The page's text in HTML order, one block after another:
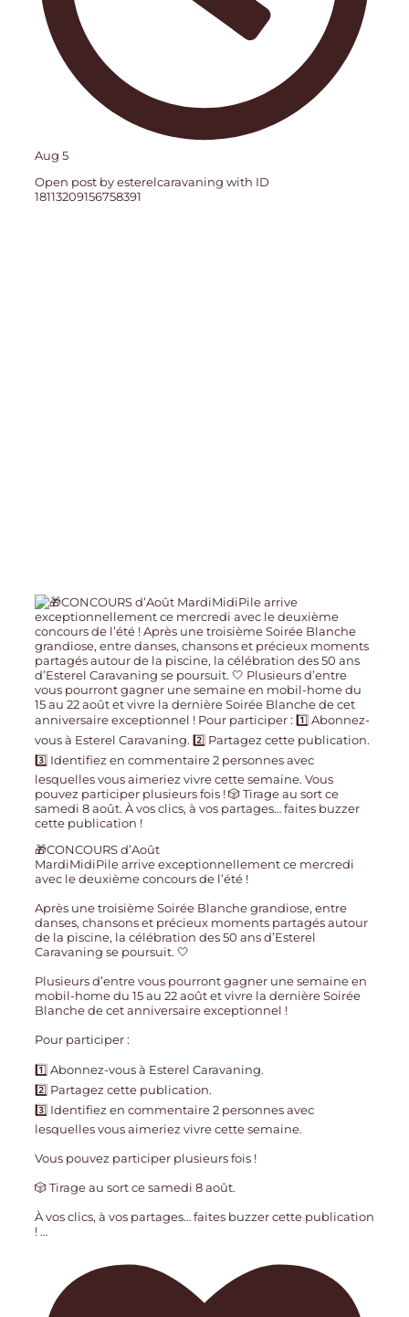
Aug 5
Open post by esterelcaravaning with ID
18113209156758391
🎁CONCOURS d’Août
MardiMidiPile arrive exceptionnellement ce mercredi
avec le deuxième concours de l’été !
Après une troisième Soirée Blanche grandiose, entre
danses, chansons et précieux moments partagés autour
de la piscine, la célébration des 50 ans d’Esterel
Caravaning se poursuit. 🤍
Plusieurs d’entre vous pourront gagner une semaine en
mobil-home du 15 au 22 août et vivre la dernière Soirée
Blanche de cet anniversaire exceptionnel !
Pour participer :
1️⃣ Abonnez-vous à Esterel Caravaning.
2️⃣ Partagez cette publication.
3️⃣ Identifiez en commentaire 2 personnes avec
lesquelles vous aimeriez vivre cette semaine.
Vous pouvez participer plusieurs fois !
🎲 Tirage au sort ce samedi 8 août.
À vos clics, à vos partages… faites buzzer cette publication
! …